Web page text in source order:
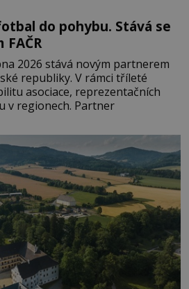
do pohybu. Stává se
2026 stává novým partnerem
republiky. V rámci tříleté
asociace, reprezentačních
v regionech. Partner